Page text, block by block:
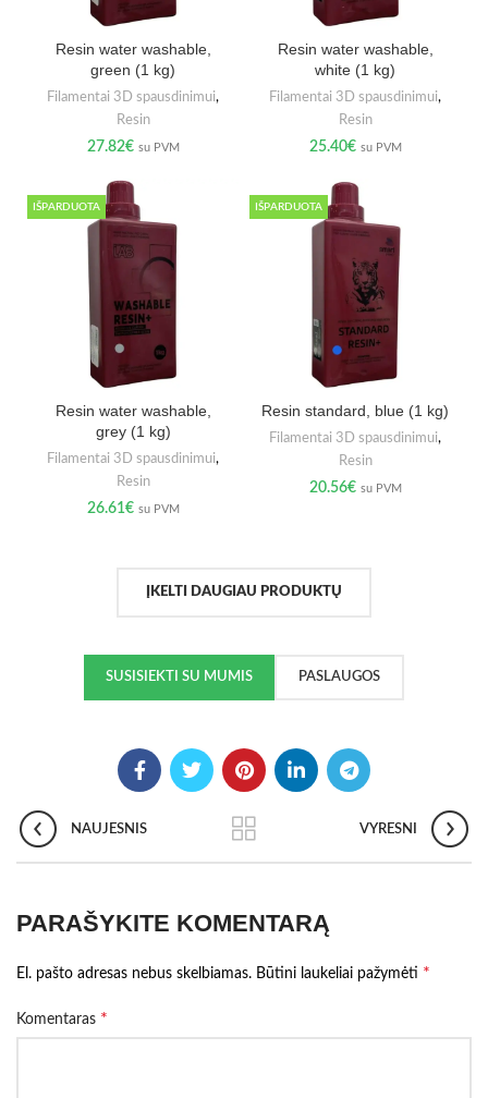
Resin water washable,
green (1 kg)
Filamentai 3D spausdinimui,
Resin
27.82€ su PVM
Resin water washable,
white (1 kg)
Filamentai 3D spausdinimui,
Resin
25.40€ su PVM
IŠPARDUOTA
Resin water washable,
grey (1 kg)
Filamentai 3D spausdinimui,
Resin
26.61€ su PVM
IŠPARDUOTA
Resin standard, blue (1 kg)
Filamentai 3D spausdinimui,
Resin
20.56€ su PVM
ĮKELTI DAUGIAU PRODUKTŲ
SUSISIEKTI SU MUMIS PASLAUGOS
NAUJESNIS VYRESNI
PARAŠYKITE KOMENTARĄ
El. pašto adresas nebus skelbiamas. Būtini laukeliai pažymėti *
Komentaras *